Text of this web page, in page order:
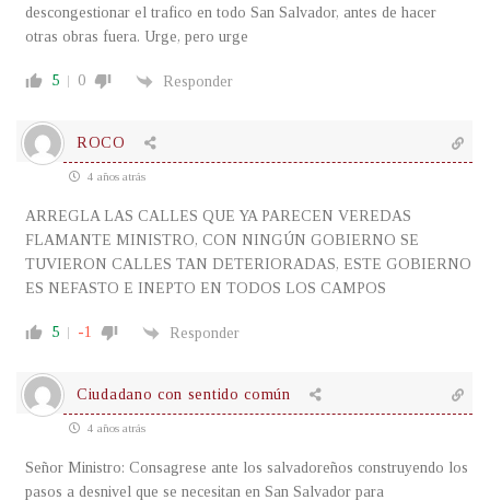
descongestionar el trafico en todo San Salvador, antes de hacer
otras obras fuera. Urge, pero urge
5 0 Responder
ROCO
4 años atrás
ARREGLA LAS CALLES QUE YA PARECEN VEREDAS
FLAMANTE MINISTRO, CON NINGÚN GOBIERNO SE
TUVIERON CALLES TAN DETERIORADAS, ESTE GOBIERNO
ES NEFASTO E INEPTO EN TODOS LOS CAMPOS
5 -1 Responder
Ciudadano con sentido común
4 años atrás
Señor Ministro: Consagrese ante los salvadoreños construyendo los
pasos a desnivel que se necesitan en San Salvador para